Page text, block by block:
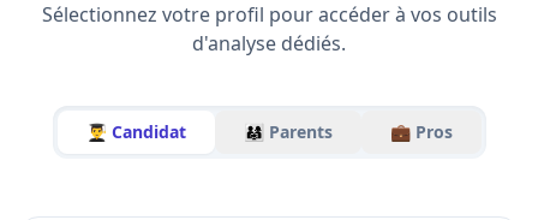
Sélectionnez votre profil pour accéder à vos outils
d'analyse dédiés.
👨‍🎓 Candidat 👨‍👩‍👧 Parents 💼 Pros